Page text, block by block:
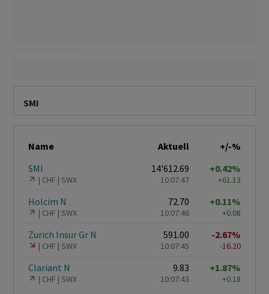
SMI
Name Aktuell
+/-%
SMI
CHF SWX
14'612.69
10:07:47
+0.42%
+61.13
Holcim N
CHF SWX
72.70
10:07:46
+0.11%
+0.08
Zurich Insur Gr N
CHF SWX
591.00
10:07:45
-2.67%
-16.20
Clariant N
CHF SWX
9.83
10:07:43
+1.87%
+0.18